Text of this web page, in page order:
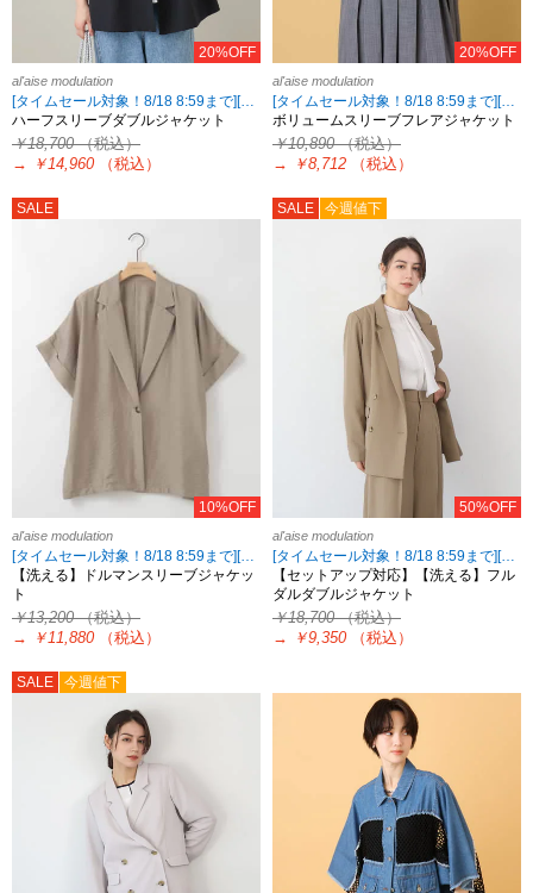
20%OFF
al'aise modulation
[タイムセール対象！8/18 8:59まで][2点10%OFF・3点15%OFF対象！8/18 8:59まで al'aise modulation限定]
ハーフスリーブダブルジャケット
￥18,700（税込）
→
￥14,960 （税込）
20%OFF
al'aise modulation
[タイムセール対象！8/18 8:59まで][2点10%OFF・3点15%OFF対象！8/18 8:59まで al'aise modulation限定]
ボリュームスリーブフレアジャケット
￥10,890（税込）
→
￥8,712 （税込）
SALE
10%OFF
al'aise modulation
[タイムセール対象！8/18 8:59まで][2点10%OFF・3点15%OFF対象！8/18 8:59まで al'aise modulation限定]
【洗える】ドルマンスリーブジャケッ
ト
￥13,200（税込）
→
￥11,880 （税込）
SALE 今週値下
50%OFF
al'aise modulation
[タイムセール対象！8/18 8:59まで][2点10%OFF・3点15%OFF対象！8/18 8:59まで al'aise modulation限定]
【セットアップ対応】【洗える】フル
ダルダブルジャケット
￥18,700（税込）
→
￥9,350 （税込）
SALE 今週値下